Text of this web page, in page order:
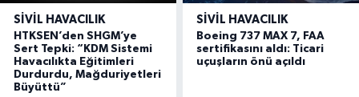
SIVIL HAVACILIK
HTKSEN’den SHGM’ye
Sert Tepki: “KDM Sistemi
Havacılıkta Eğitimleri
Durdurdu, Mağduriyetleri
Büyüttü”
SIVIL HAVACILIK
Boeing 737 MAX 7, FAA
sertifikasını aldı: Ticari
uçuşların önü açıldı